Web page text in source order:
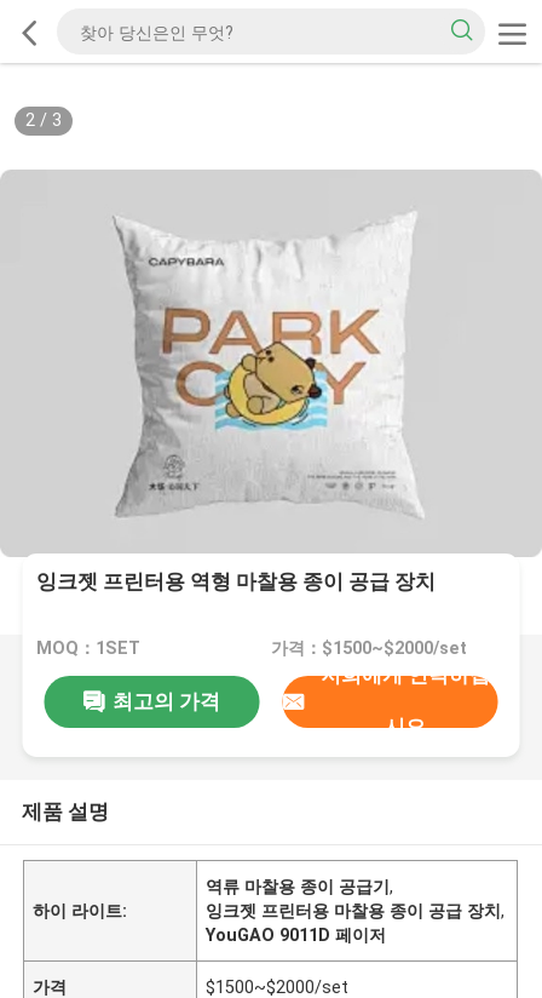
2/ 3
잉크젯 프린터용 역형 마찰용 종이 공급 장치
MOQ：1SET 가격：$1500~$2000/set
최고의 가격
저희에게 연락하십
시오
제품 설명
하이 라이트:
역류 마찰용 종이 공급기,
잉크젯 프린터용 마찰용 종이 공급 장치,
YouGAO 9011D 페이저
가격 $1500~$2000/set